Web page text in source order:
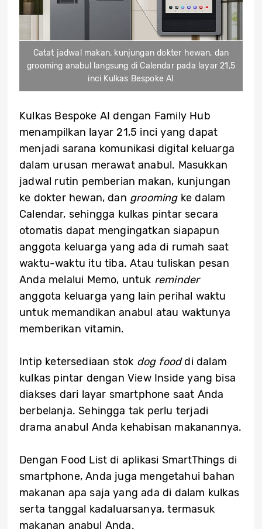
Catat jadwal makan, kunjungan dokter hewan, dan
grooming anabul langsung di Calendar pada layar 21,5
inci Kulkas Bespoke AI
Kulkas Bespoke AI dengan Family Hub
menampilkan layar 21,5 inci yang dapat
menjadi sarana komunikasi digital keluarga
dalam urusan merawat anabul. Masukkan
jadwal rutin pemberian makan, kunjungan
ke dokter hewan, dan groomingke dalam
Calendar, sehingga kulkas pintar secara
otomatis dapat mengingatkan siapapun
anggota keluarga yang ada di rumah saat
waktu-waktu itu tiba. Atau tuliskan pesan
Anda melalui Memo, untuk reminder
anggota keluarga yang lain perihal waktu
untuk memandikan anabul atau waktunya
memberikan vitamin.
Intip ketersediaan stok dog fooddi dalam
kulkas pintar dengan View Inside yang bisa
diakses dari layar smartphone saat Anda
berbelanja. Sehingga tak perlu terjadi
drama anabul Anda kehabisan makanannya.
Dengan Food List di aplikasi SmartThings di
smartphone, Anda juga mengetahui bahan
makanan apa saja yang ada di dalam kulkas
serta tanggal kadaluarsanya, termasuk
makanan anabul Anda.